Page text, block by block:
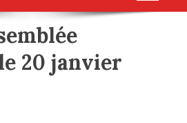
20 janvier